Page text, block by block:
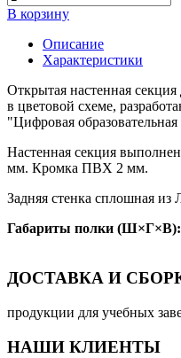
В корзину
Описание
Характеристики
Открытая настенная
в цветовой схеме,
"Цифровая образовательная
Настенная секция
мм. Кромка ПВХ 2 мм.
Задняя стенка сплошная
Габариты полки (Ш×Г×В):
ДОСТАВКА И
продукции для учебных
НАШИ КЛИЕНТЫ